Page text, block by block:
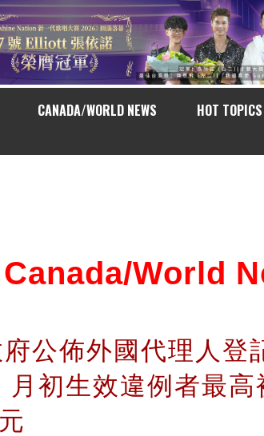
CANADA/WORLD NEWS HOT TOPICS
Canada/World
公佈外國代理人登
月初生效違例者最高